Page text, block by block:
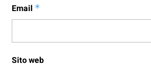
Email *
Sito web